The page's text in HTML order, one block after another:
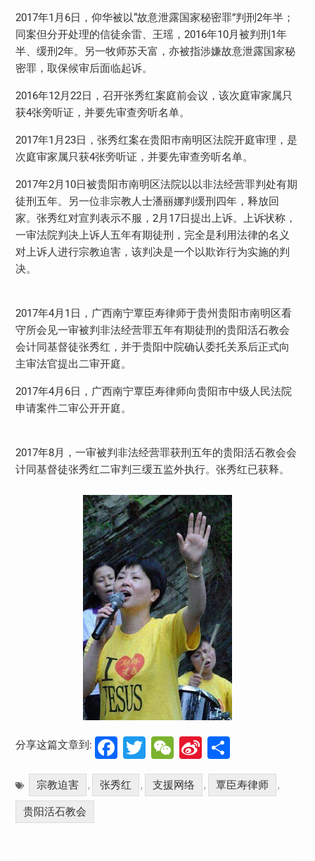
2017年1月6日，仰华被以“故意泄露国家秘密罪”判刑2年半；
同案但分开处理的信徒余雷、王瑶，2016年10月被判刑1年
半、缓刑2年。另一牧师苏天富，亦被指涉嫌故意泄露国家秘
密罪，取保候审后面临起诉。
2016年12月22日，召开张秀红案庭前会议，该次庭审家属只
获4张旁听证，并要先审查旁听名单。
2017年1月23日，张秀红案在贵阳巿南明区法院开庭审理，是
次庭审家属只获4张旁听证，并要先审查旁听名单。
2017年2月10日被贵阳市南明区法院以以非法经营罪判处有期
徒刑五年。另一位非宗教人士潘丽娜判缓刑四年，释放回
家。张秀红对宣判表示不服，2月17日提出上诉。上诉状称，
一审法院判决上诉人五年有期徒刑，完全是利用法律的名义
对上诉人进行宗教迫害，该判决是一个以欺诈行为实施的判
决。
2017年4月1日，广西南宁覃臣寿律师于贵州贵阳市南明区看
守所会见一审被判非法经营罪五年有期徒刑的贵阳活石教会
会计同基督徒张秀红，并于贵阳中院确认委托关系后正式向
主审法官提出二审开庭。
2017年4月6日，广西南宁覃臣寿律师向贵阳市中级人民法院
申请案件二审公开开庭。
2017年8月，一审被判非法经营罪获刑五年的贵阳活石教会会
计同基督徒张秀红二审判三缓五监外执行。张秀红已获释。
分享这篇文章到: Facebook
Twitter
WeChat
Sina
Weibo
分
享
宗教迫害 , 张秀红 , 支援网络 , 覃臣寿律师 ,
贵阳活石教会